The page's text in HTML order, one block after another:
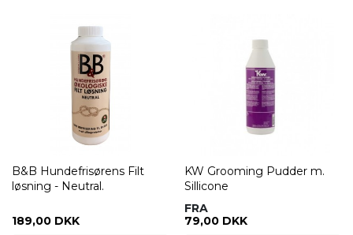
B&B Hundefrisørens Filt
løsning - Neutral.
189,00 DKK
KW Grooming Pudder m.
Sillicone
FRA
79,00 DKK